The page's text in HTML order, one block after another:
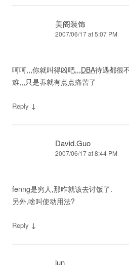
美阁装饰
2007/06/17 at 5:07 PM
呵呵,,,你就叫得凶吧,,,DBA待遇都很
难,,,只是养就有点点痛苦了
Reply ↓
David.Guo
2007/06/17 at 8:44 PM
fenng是穷人,那咋就该去讨饭了.
另外,啥叫使动用法?
Reply ↓
jun